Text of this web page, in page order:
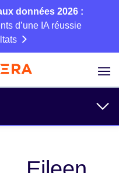
données 2026 :
d’une IA réussie